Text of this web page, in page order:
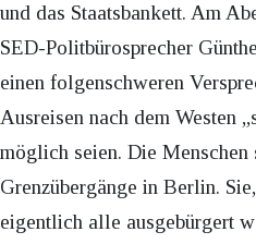
und das Staatsbankett. Am
SED-Politbürosprecher
einen folgenschweren
Ausreisen nach dem Westen
möglich seien. Die Menschen
Grenzübergänge in Berlin.
eigentlich alle ausgebürgert